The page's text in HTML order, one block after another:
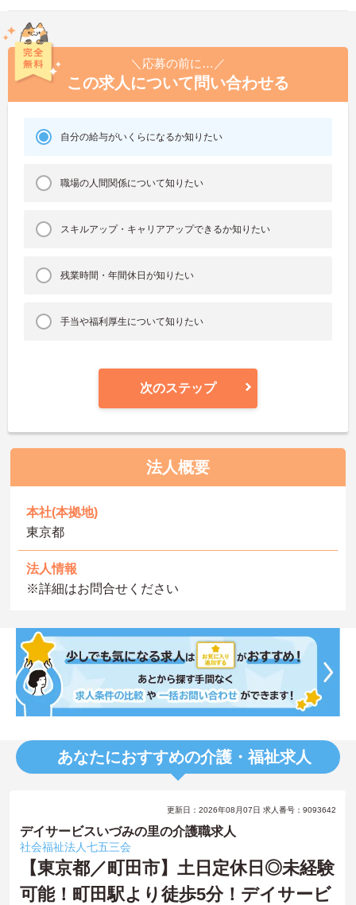
＼応募の前に…／
この求人について問い合わせる
自分の給与がいくらになるか知りたい
職場の人間関係について知りたい
スキルアップ・キャリアアップできるか知りたい
残業時間・年間休日が知りたい
手当や福利厚生について知りたい
次のステップ
法人概要
本社(本拠地)
東京都
法人情報
※詳細はお問合せください
あなたにおすすめの介護・福祉求人
更新日：2026年08月07日 求人番号：9093642
デイサービスいづみの里の介護職求人
社会福祉法人七五三会
【東京都／町田市】土日定休日◎未経験
可能！町田駅より徒歩5分！デイサービ